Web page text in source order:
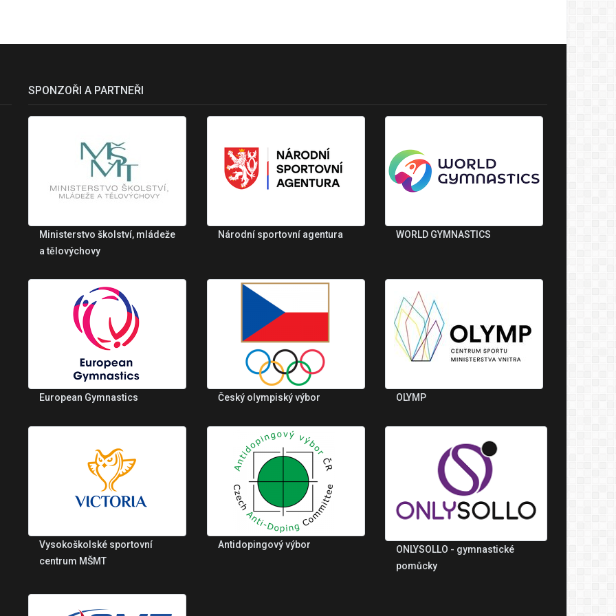
SPONZOŘI A PARTNEŘI
Ministerstvo školství, mládeže
a tělovýchovy
Národní sportovní agentura WORLD GYMNASTICS
European Gymnastics Český olympiský výbor OLYMP
Vysokoškolské sportovní
centrum MŠMT
Antidopingový výbor
ONLYSOLLO - gymnastické
pomůcky